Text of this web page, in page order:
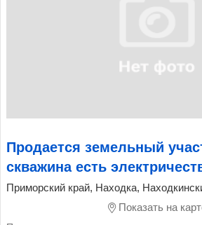
Продается земельный
скважина есть
Приморский край, Находка,
Показать на